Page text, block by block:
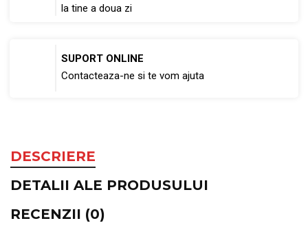
la tine a doua zi
SUPORT ONLINE
Contacteaza-ne si te vom ajuta
DESCRIERE
DETALII ALE PRODUSULUI
RECENZII (0)